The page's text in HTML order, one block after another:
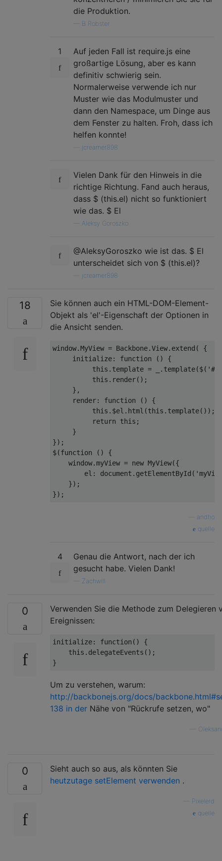
die Produktion.
B Robster
1
Auf jeden Fall ist require.js eine
großartige Lösung, aber es kann
definitiv schwierig sein.
Normalerweise verwende ich nur
Muster wie das Modulmuster und
dann den Namespace, um Dinge aus
dem Fenster zu halten. Froh, dass ich
helfen konnte!
jcreamer898
Vielen Dank für den Hinweis in die
richtige Richtung. Fand auch heraus,
dass $ (this.el) nicht so funktioniert
wie das. $ El
Aleksy Goroszko
@AleksyGoroszko wie ist das. $ El
unterscheidet sich von $ (this.el)?
jcreamer898
18
Sie können auch ein HTML-DOM-Element-
Objekt als 'el'-Eigenschaft der Optionen in
die Ansicht senden.
window.MyView = Backbone.View.extend( {
initialize: function ( ) {
this .template = _.template($(
this .render();
     },
render: function ( ) {
this .$el.html(this .template());
return
this ;
     }
});
$(function ( ) {
window.myView = new MyView({
el : document .getElementById(
    });
andho
quelle
4
Genau die Antwort, nach der ich
gesucht habe. Vielen Dank!
Zachwill
0
Verwenden Sie die Methode zum Delegieren
Ereignissen:
initialize: function ( ) {
this .delegateEvents();
Um zu verstehen, warum:
http://backbonejs.org/docs/
138 in der Nähe von "Rückrufe setzen, wo"
0
Sieht auch so aus, als könnten Sie
heutzutage setElement verwenden .
Pixelerd
quelle